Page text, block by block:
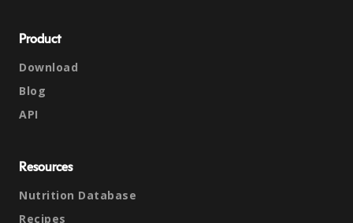
Product
Download
Blog
API
Resources
Nutrition Database
Recipes